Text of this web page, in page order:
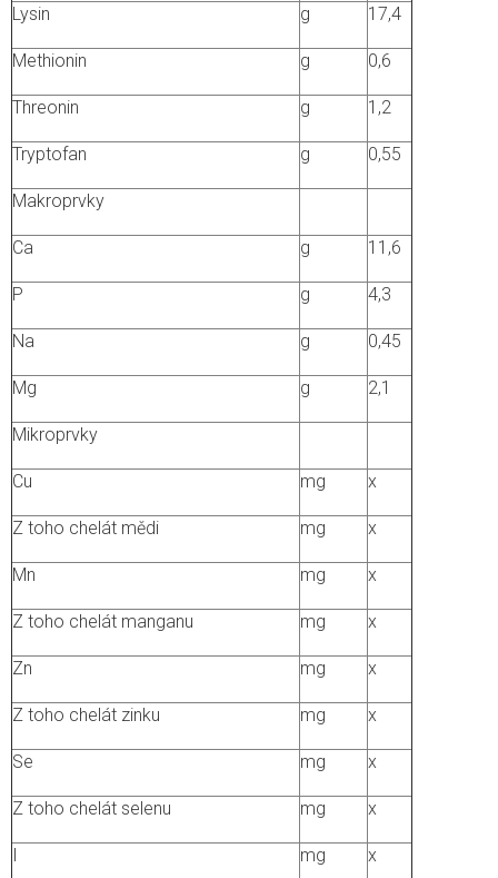
Lysin g 17,4
Methionin g 0,6
Threonin g 1,2
Tryptofan g 0,55
Makroprvky
Ca g 11,6
P g 4,3
Na g 0,45
Mg g 2,1
Mikroprvky
Cu mg x
Z toho chelát mědi mg x
Mn mg x
Z toho chelát manganu mg x
Zn mg x
Z toho chelát zinku mg x
Se mg x
Z toho chelát selenu mg x
I mg x